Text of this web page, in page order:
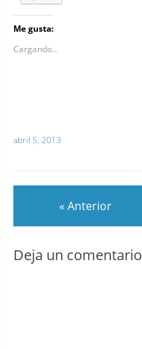
Me gusta:
Cargando...
abril 5, 2013
« Anterior
Deja un comentario